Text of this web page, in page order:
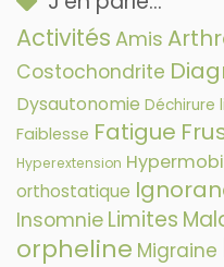
Activités Amis
Costochondrite
Dysautonomie Déchirure
Faiblesse Fatigue
Hyperextension
orthostatique
Insomnie Limites
orpheline Migraine